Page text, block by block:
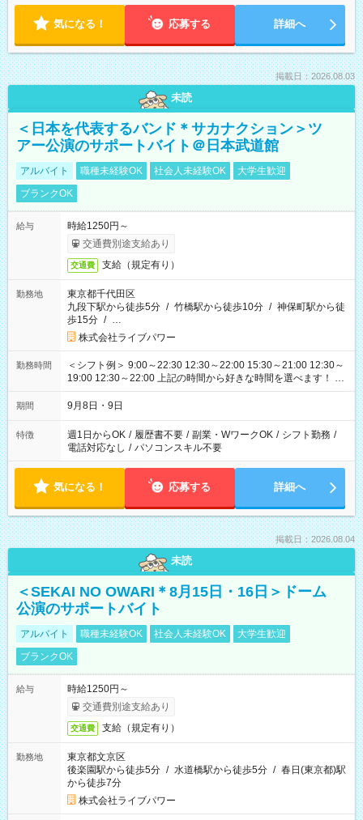
気になる！ 応募する 詳細へ
掲載日：2026.08.03
未読
＜日本を代表するバンド＊サカナクション＞ツ
アー公演のサポートバイト＠日本武道館
アルバイト 職種未経験OK 社会人未経験OK
大学生歓迎
ブランクOK
給与
時給1250円～
交通費別途支給あり
交通費 支給（規定有り）
勤務地
東京都千代田区
九段下駅から徒歩5分 / 竹橋駅から徒歩10分 / 神保町駅から徒
歩15分 / …
株式会社ライブパワー
勤務時間
＜シフト例＞ 9:00～22:30 12:30～22:00 15:30～21:00 12:30～
19:00 12:30～22:00 上記の時間から好きな時間を選べます！ ※
時間は変更となる可能性があります
期間 9月8日・9日
特徴 週1日からOK / 履歴書不要 / 副業・WワークOK / シフト勤務 /
電話対応なし / パソコンスキル不要
気になる！ 応募する 詳細へ
掲載日：2026.08.04
未読
＜SEKAI NO OWARI＊8月15日・16日＞ドーム
公演のサポートバイト
アルバイト 職種未経験OK 社会人未経験OK
大学生歓迎
ブランクOK
給与
時給1250円～
交通費別途支給あり
交通費 支給（規定有り）
勤務地
東京都文京区
後楽園駅から徒歩5分 / 水道橋駅から徒歩5分 / 春日(東京都)駅
から徒歩7分
株式会社ライブパワー